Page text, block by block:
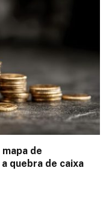
de
quebra de caixa